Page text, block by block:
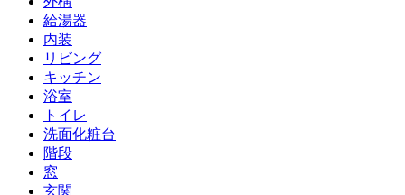
給湯器
内装
リビング
キッチン
浴室
トイレ
洗面化粧台
階段
窓
玄関